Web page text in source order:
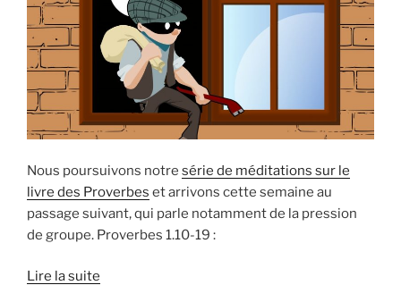
Nous poursuivons notre série de méditations sur le
livre des Proverbes et arrivons cette semaine au
passage suivant, qui parle notamment de la pression
de groupe. Proverbes 1.10-19 :
Lire la suite